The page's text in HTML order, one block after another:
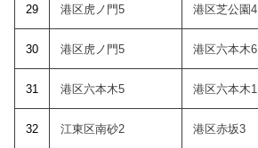
29 港区虎ノ門5 港区芝公園4
30 港区虎ノ門5 港区六本木6
31 港区六本木5 港区六本木1
32 江東区南砂2 港区赤坂3